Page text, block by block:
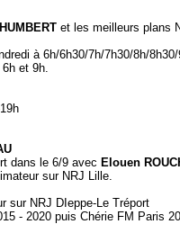
et les meilleurs plans
à 6h/6h30/7h/7h30/8h/8h30/
et 9h.
dans le 6/9 avec Elouen
sur NRJ Lille.
sur NRJ DIeppe-Le Tréport
- 2020 puis Chérie FM Paris